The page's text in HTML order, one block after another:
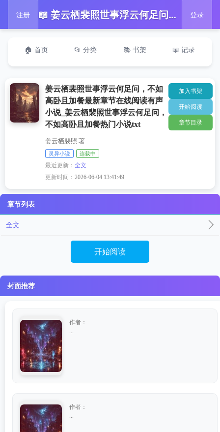
注册 📖 姜云栖裴照世事浮云何足问，不如高卧且加餐最新章节在线阅读有声小说_姜云栖裴照世事浮云何足问，不如高卧且加餐热门小说txt 登录
🏠 首页 📂 分类 📚 书架 📖 记录
姜云栖裴照世事浮云何足问，不如
高卧且加餐最新章节在线阅读有声
小说_姜云栖裴照世事浮云何足问，
不如高卧且加餐热门小说txt
姜云栖裴照 著
灵异小说 连载中
最近更新：全文
更新时间：2026-06-04 13:41:49
加入书架
开始阅读
章节目录
章节列表
全文
开始阅读
封面推荐
作者：
作者：